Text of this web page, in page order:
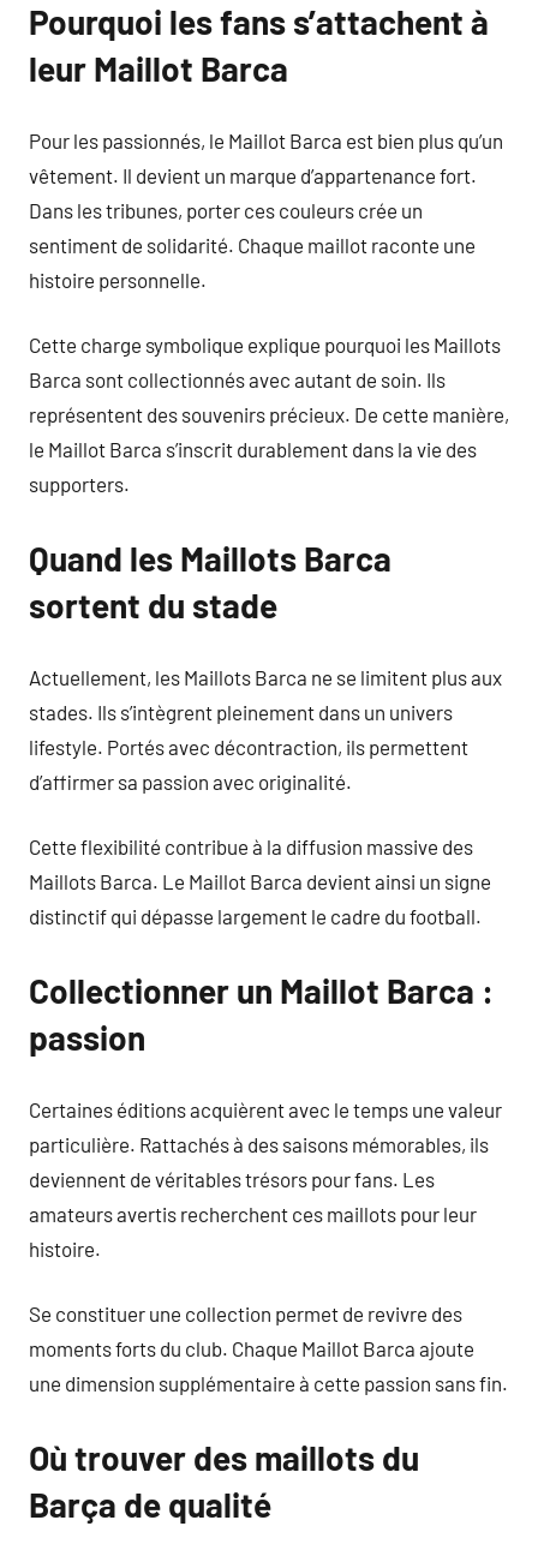
Pourquoi les fans s’attachent à
leur Maillot Barca
Pour les passionnés, le Maillot Barca est bien plus qu’un
vêtement. Il devient un marque d’appartenance fort.
Dans les tribunes, porter ces couleurs crée un
sentiment de solidarité. Chaque maillot raconte une
histoire personnelle.
Cette charge symbolique explique pourquoi les Maillots
Barca sont collectionnés avec autant de soin. Ils
représentent des souvenirs précieux. De cette manière,
le Maillot Barca s’inscrit durablement dans la vie des
supporters.
Quand les Maillots Barca
sortent du stade
Actuellement, les Maillots Barca ne se limitent plus aux
stades. Ils s’intègrent pleinement dans un univers
lifestyle. Portés avec décontraction, ils permettent
d’affirmer sa passion avec originalité.
Cette flexibilité contribue à la diffusion massive des
Maillots Barca. Le Maillot Barca devient ainsi un signe
distinctif qui dépasse largement le cadre du football.
Collectionner un Maillot Barca :
passion
Certaines éditions acquièrent avec le temps une valeur
particulière. Rattachés à des saisons mémorables, ils
deviennent de véritables trésors pour fans. Les
amateurs avertis recherchent ces maillots pour leur
histoire.
Se constituer une collection permet de revivre des
moments forts du club. Chaque Maillot Barca ajoute
une dimension supplémentaire à cette passion sans fin.
Où trouver des maillots du
Barça de qualité